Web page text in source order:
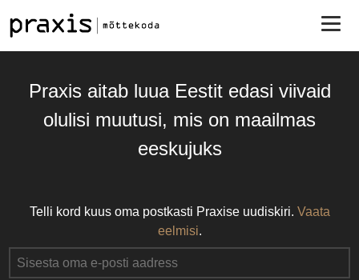
Praxis aitab luua Eestit edasi viivaid
olulisi muutusi, mis on maailmas
eeskujuks
Telli kord kuus oma postkasti Praxise uudiskiri. Vaata
eelmisi.